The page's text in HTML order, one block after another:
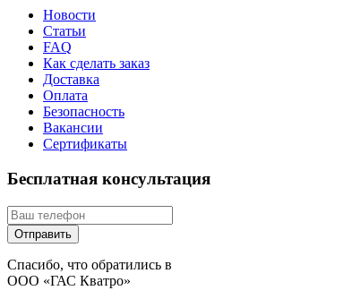
Новости
Статьи
FAQ
Как сделать заказ
Доставка
Оплата
Безопасность
Вакансии
Сертификаты
Бесплатная консультация
Спасибо, что обратились в
ООО «ГАС Кватро»